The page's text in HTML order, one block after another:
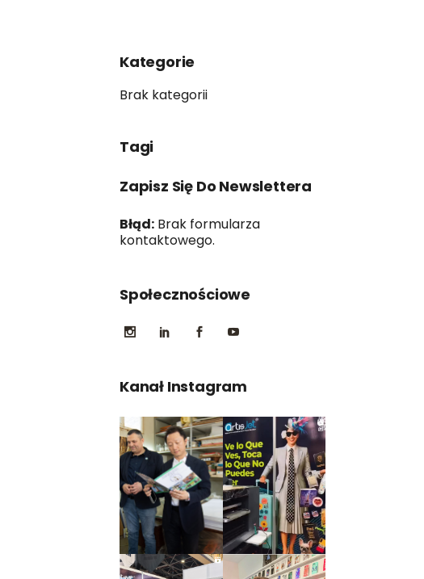
Kategorie
Brak kategorii
Tagi
Zapisz Się Do Newslettera
Błąd: Brak formularza
kontaktowego.
Społecznościowe
Kanał Instagram